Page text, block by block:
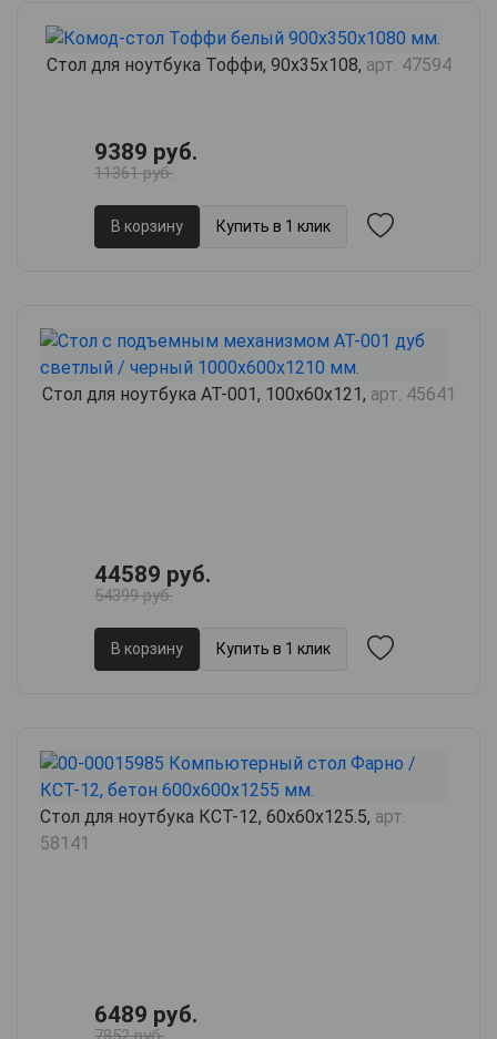
Стол для ноутбука Тоффи, 90х35х108, арт. 47594
9389 руб.
11361 руб.
В корзину Купить в 1 клик
Стол для ноутбука AT-001, 100х60х121, арт. 45641
44589 руб.
54399 руб.
В корзину Купить в 1 клик
Стол для ноутбука КСТ-12, 60х60х125.5, арт.
58141
6489 руб.